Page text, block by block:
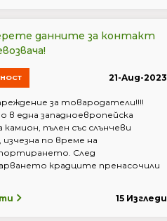
данните за контакт
21-Aug-2023
за товародатели!!!!
в една западноевропейска
камион, пълен със слънчеви
изчезна по време на
След
крадците пренасочили
15 Изгледи